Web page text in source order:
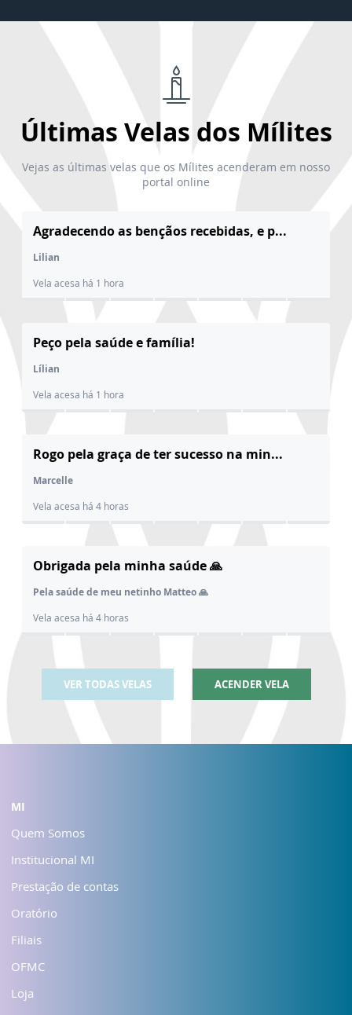
Últimas Velas dos Mílites
Vejas as últimas velas que os Mílites acenderam em nosso
portal online
Agradecendo as bençãos recebidas, e p...
Lilian
Vela acesa há 1 hora
Peço pela saúde e família!
Lílian
Vela acesa há 1 hora
Rogo pela graça de ter sucesso na min...
Marcelle
Vela acesa há 4 horas
Obrigada pela minha saúde 🙏
Pela saúde de meu netinho Matteo 🙏
Vela acesa há 4 horas
VER TODAS VELAS ACENDER VELA
MI
Quem Somos
Institucional MI
Prestação de contas
Oratório
Filiais
OFMC
Loja